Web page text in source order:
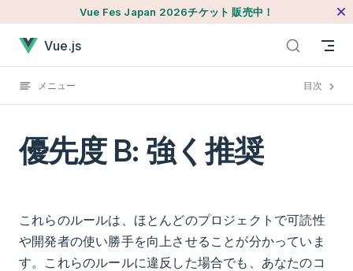
本文へジャンプ
Vue Fes Japan 2026チケット 販売中！
Vue.js
メニュー 目次
優先度 B: 強く推奨
これらのルールは、ほとんどのプロジェクトで可読性
や開発者の使い勝手を向上させることが分かっていま
す。これらのルールに違反した場合でも、あなたのコ